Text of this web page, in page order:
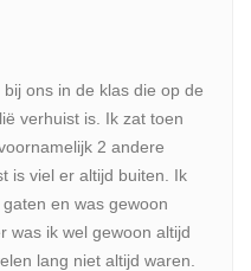
ons in de klas die op de
verhuist is. Ik zat toen
2 andere
is viel er altijd buiten. Ik
en was gewoon
was ik wel gewoon altijd
lang niet altijd waren.